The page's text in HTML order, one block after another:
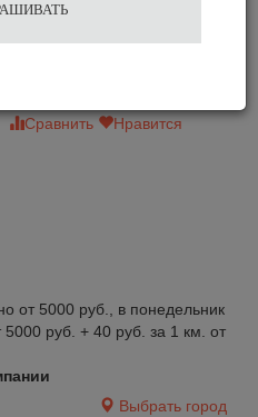
Сравнить
Нравится
от 5000 руб., в понедельник
5000 руб. + 40 руб. за 1 км. от
Выбрать город